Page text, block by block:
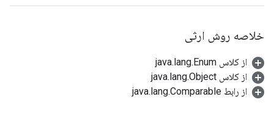
خلاصه روش ارثی
از کلاس java.lang.Enum
از کلاس java.lang.Object
از رابط java.lang.Comparable